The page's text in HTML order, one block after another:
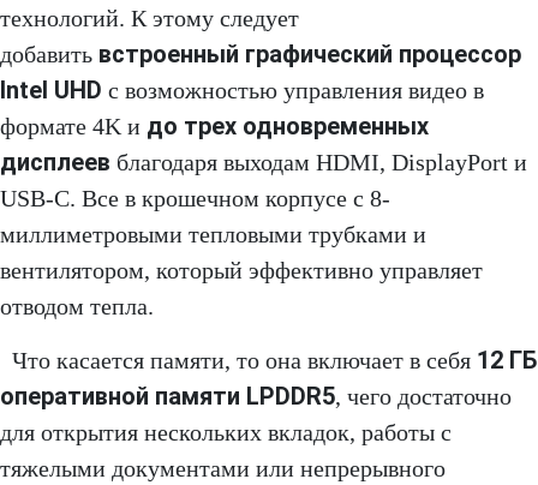
технологий. К этому следует
добавить встроенный графический процессор
Intel UHD с возможностью управления видео в
формате 4K и до трех одновременных
дисплеев благодаря выходам HDMI, DisplayPort и
USB-C. Все в крошечном корпусе с 8-
миллиметровыми тепловыми трубками и
вентилятором, который эффективно управляет
отводом тепла.
Что касается памяти, то она включает в себя 12 ГБ
оперативной памяти LPDDR5, чего достаточно
для открытия нескольких вкладок, работы с
тяжелыми документами или непрерывного